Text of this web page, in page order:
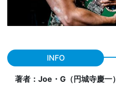
INFO
著者：Joe・G（円城寺慶一）